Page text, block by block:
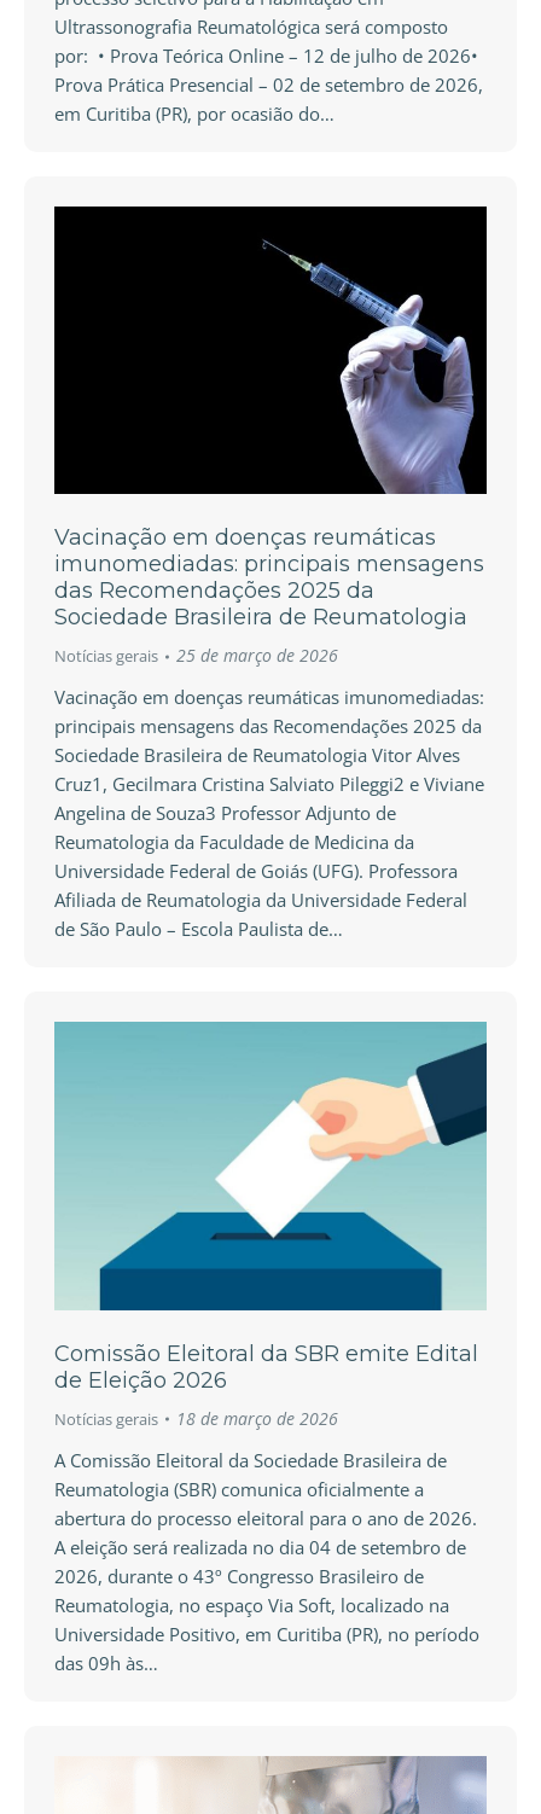
Ultrassonografia Reumatológica será composto
por: • Prova Teórica Online – 12 de julho de 2026•
Prova Prática Presencial – 02 de setembro de 2026,
em Curitiba (PR), por ocasião do…
Vacinação em doenças reumáticas
imunomediadas: principais mensagens
das Recomendações 2025 da
Sociedade Brasileira de Reumatologia
Notícias gerais 25 de março de 2026
Vacinação em doenças reumáticas imunomediadas:
principais mensagens das Recomendações 2025 da
Sociedade Brasileira de Reumatologia Vitor Alves
Cruz1, Gecilmara Cristina Salviato Pileggi2 e Viviane
Angelina de Souza3 Professor Adjunto de
Reumatologia da Faculdade de Medicina da
Universidade Federal de Goiás (UFG). Professora
Afiliada de Reumatologia da Universidade Federal
de São Paulo – Escola Paulista de…
Comissão Eleitoral da SBR emite Edital
de Eleição 2026
Notícias gerais 18 de março de 2026
A Comissão Eleitoral da Sociedade Brasileira de
Reumatologia (SBR) comunica oficialmente a
abertura do processo eleitoral para o ano de 2026.
A eleição será realizada no dia 04 de setembro de
2026, durante o 43º Congresso Brasileiro de
Reumatologia, no espaço Via Soft, localizado na
Universidade Positivo, em Curitiba (PR), no período
das 09h às…